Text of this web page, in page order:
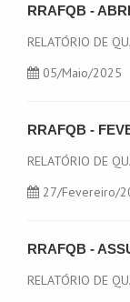
RRAFQB -
RELATÓRIO DE
05/Maio/2025
RRAFQB -
RELATÓRIO DE
27/Fevereiro/
RRAFQB -
RELATÓRIO DE